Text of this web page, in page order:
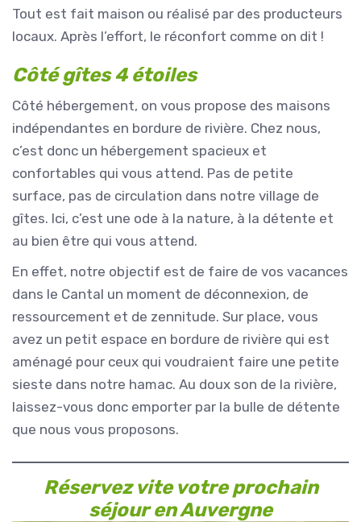
Tout est fait maison ou réalisé par des producteurs
locaux. Après l’effort, le réconfort comme on dit !
Côté gîtes 4 étoiles
Côté hébergement, on vous propose des maisons
indépendantes en bordure de rivière. Chez nous,
c’est donc un hébergement spacieux et
confortables qui vous attend. Pas de petite
surface, pas de circulation dans notre village de
gîtes. Ici, c’est une ode à la nature, à la détente et
au bien être qui vous attend.
En effet, notre objectif est de faire de vos vacances
dans le Cantal un moment de déconnexion, de
ressourcement et de zennitude. Sur place, vous
avez un petit espace en bordure de rivière qui est
aménagé pour ceux qui voudraient faire une petite
sieste dans notre hamac. Au doux son de la rivière,
laissez-vous donc emporter par la bulle de détente
que nous vous proposons.
Réservez vite votre prochain
séjour en Auvergne